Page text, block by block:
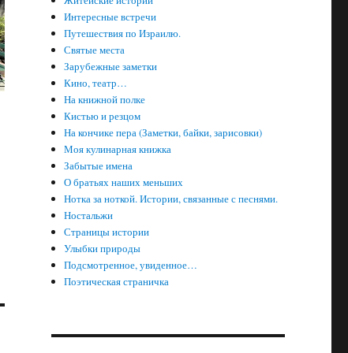
Интересные встречи
Путешествия по Израилю.
Святые места
Зарубежные заметки
Кино, театр…
На книжной полке
Кистью и резцом
На кончике пера (Заметки, байки, зарисовки)
Моя кулинарная книжка
Забытые имена
О братьях наших меньших
Нотка за ноткой. Истории, связанные с песнями.
Ностальжи
Страницы истории
Улыбки природы
Подсмотренное, увиденное…
Поэтическая страничка